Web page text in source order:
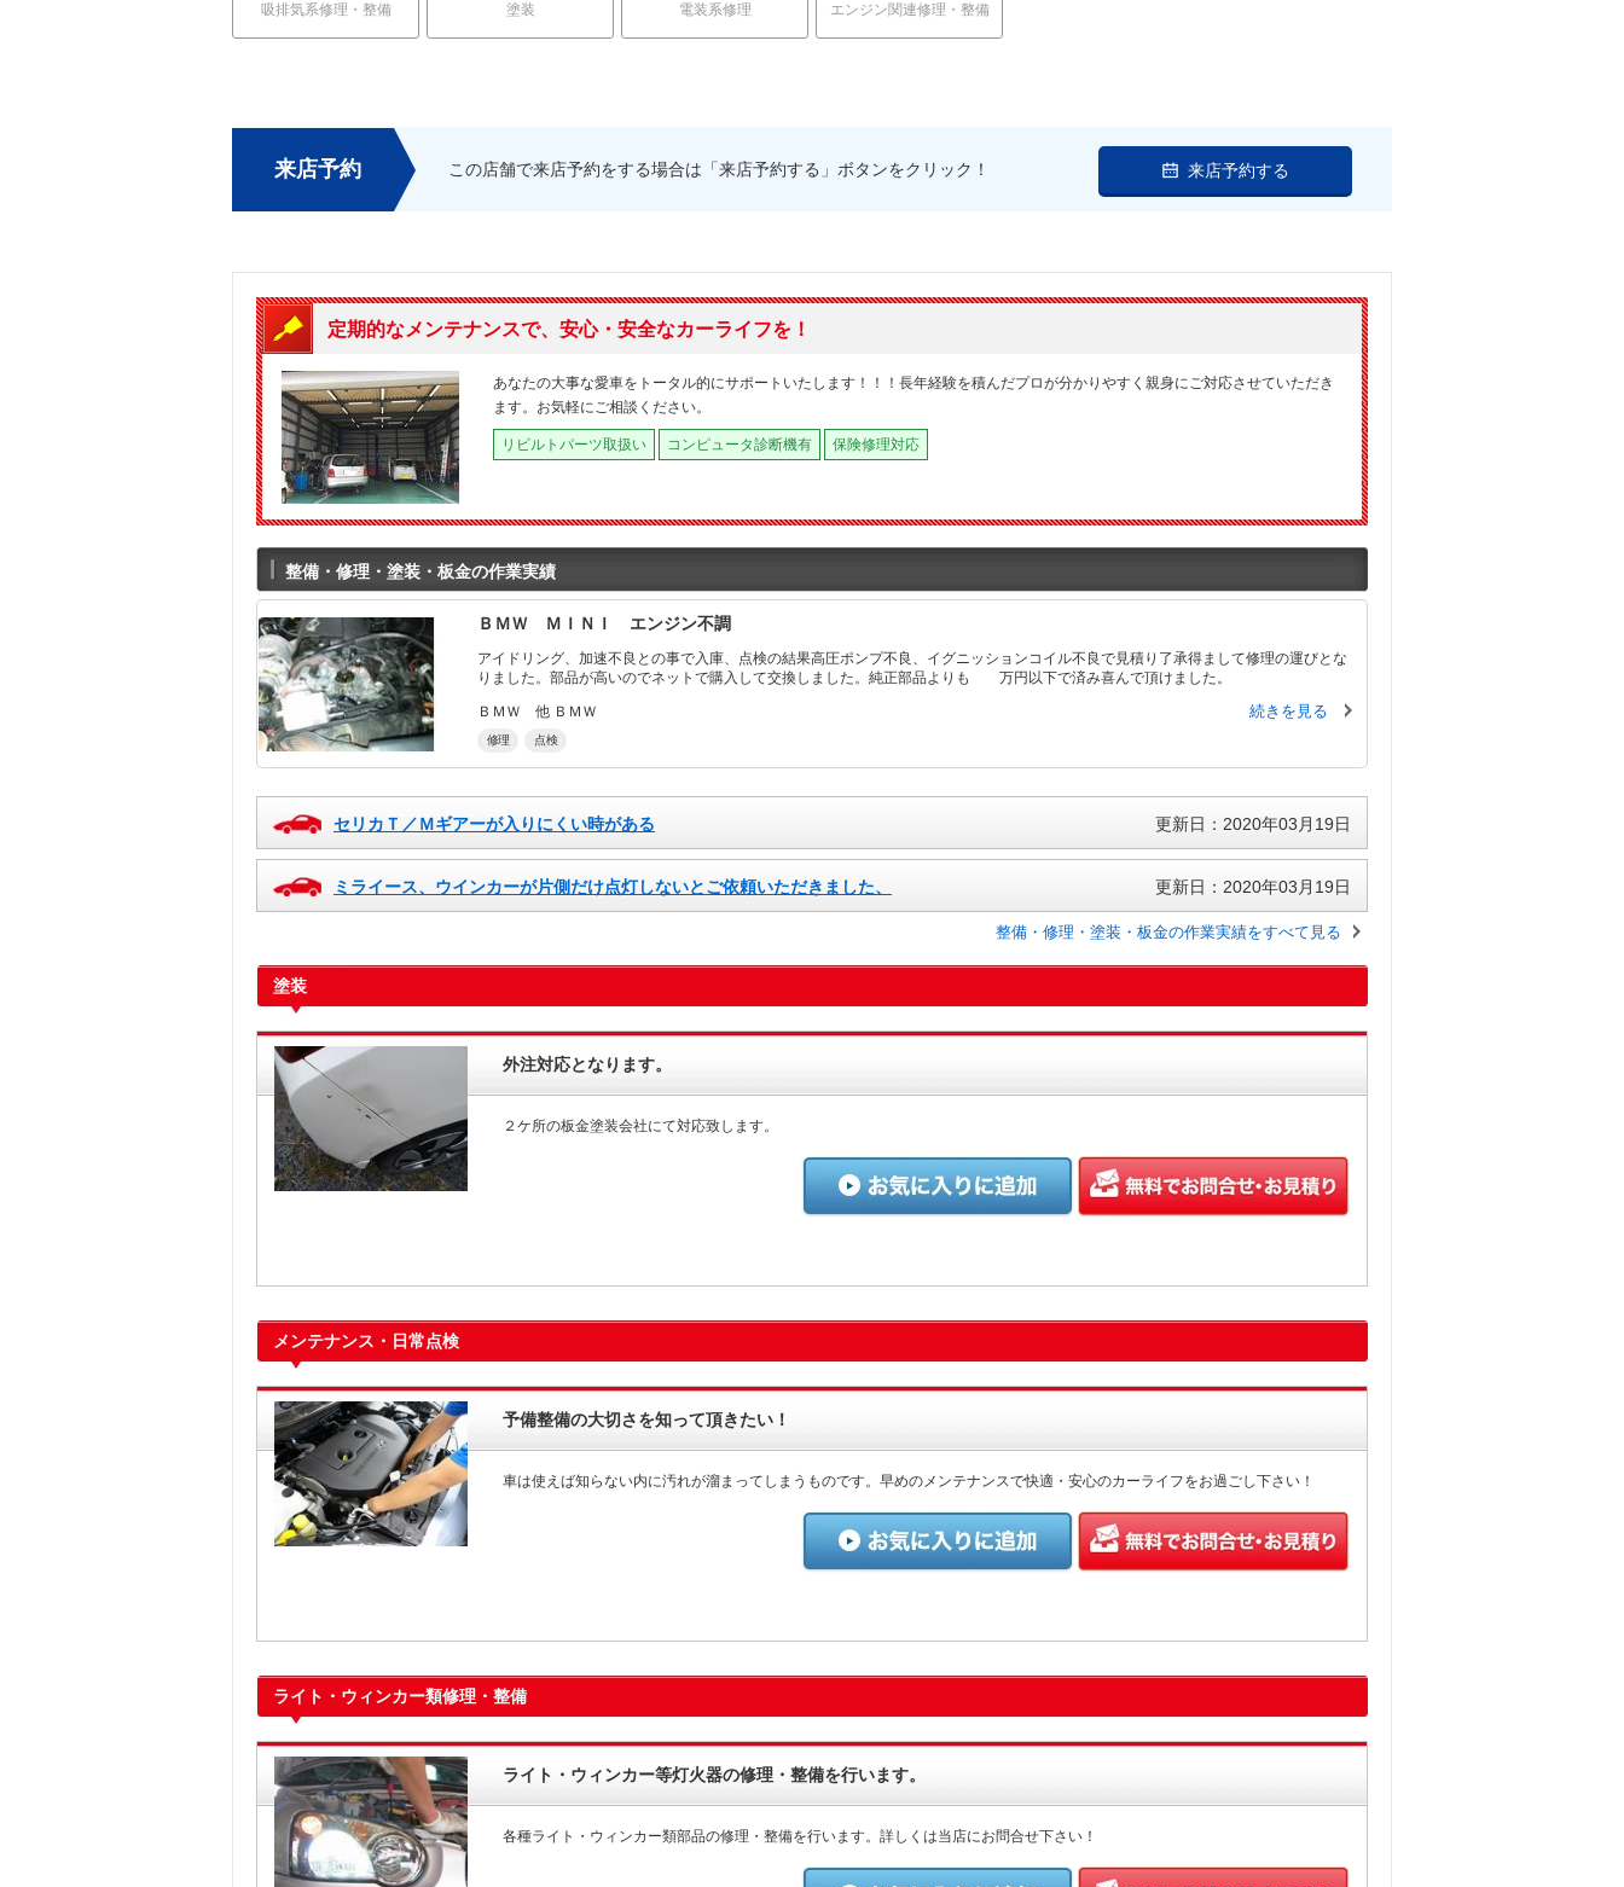
吸排気系修理・整備 塗装 電装系修理 エンジン関連修理・整備
来店予約 この店舗で来店予約をする場合は「来店予約する」ボタンをクリック！ 来店予約する
定期的なメンテナンスで、安心・安全なカーライフを！
あなたの大事な愛車をトータル的にサポートいたします！！！長年経験を積んだプロが分かりやすく親身にご対応させていただき
ます。お気軽にご相談ください。
リビルトパーツ取扱い コンピュータ診断機有 保険修理対応
整備・修理・塗装・板金の作業実績
ＢＭＷ ＭＩＮＩ エンジン不調
アイドリング、加速不良との事で入庫、点検の結果高圧ポンプ不良、イグニッションコイル不良で見積り了承得まして修理の運びとな
りました。部品が高いのでネットで購入して交換しました。純正部品よりも 万円以下で済み喜んで頂けました。
ＢＭＷ 他 ＢＭＷ
続きを見る
修理 点検
セリカＴ／Ｍギアーが入りにくい時がある 更新日：2020年03月19日
ミライース、ウインカーが片側だけ点灯しないとご依頼いただきました、 更新日：2020年03月19日
整備・修理・塗装・板金の作業実績をすべて見る
塗装
外注対応となります。
２ケ所の板金塗装会社にて対応致します。
メンテナンス・日常点検
予備整備の大切さを知って頂きたい！
車は使えば知らない内に汚れが溜まってしまうものです。早めのメンテナンスで快適・安心のカーライフをお過ごし下さい！
ライト・ウィンカー類修理・整備
ライト・ウィンカー等灯火器の修理・整備を行います。
各種ライト・ウィンカー類部品の修理・整備を行います。詳しくは当店にお問合せ下さい！